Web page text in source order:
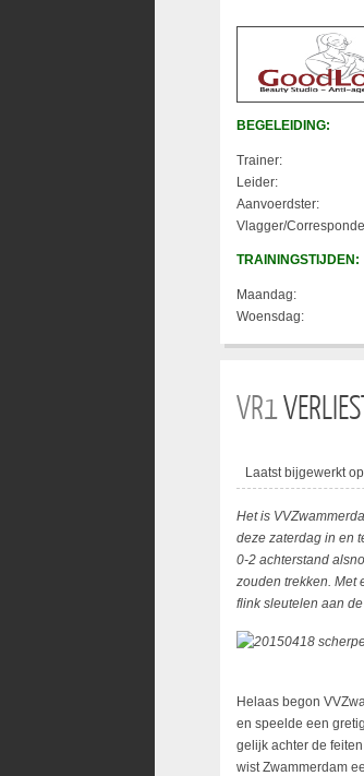
BEGELEIDING:
Trainer:
Leider:
Aanvoerdster:
Vlagger/
TRAININGSTIJDEN:
Maandag:
Woensdag:
VR1
Laatst bijgewerkt
Het is
deze zaterdag in en
0-2 achterstand
zouden trekken. Met
flink sleutelen aan
Helaas begon
en speelde een
gelijk achter de
wist Zwammerdam